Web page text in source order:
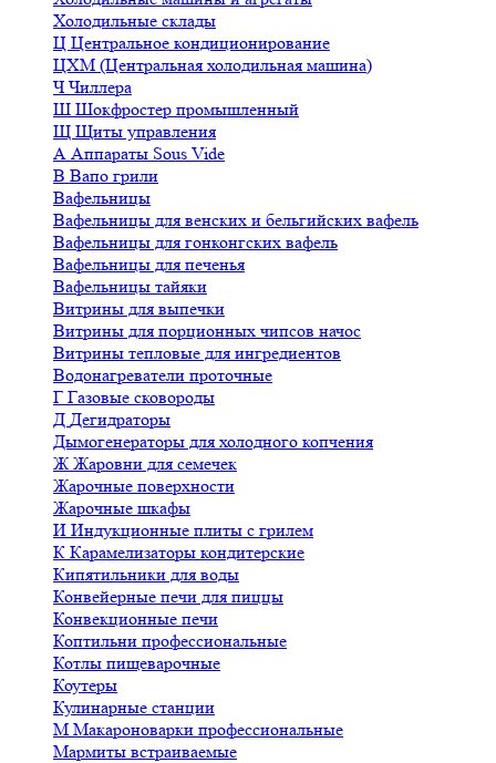
Холодильные склады
Ц Центральное кондиционирование
ЦХМ (Центральная холодильная машина)
ЧЧиллера
Ш Шокфростер промышленный
Щ Щиты управления
А Аппараты Sous Vide
В Вапо грили
Вафельницы
Вафельницы для венских и бельгийских вафель
Вафельницы для гонконгских вафель
Вафельницы для печенья
Вафельницы тайяки
Витрины для выпечки
Витрины для порционных чипсов начос
Витрины тепловые для ингредиентов
Водонагреватели проточные
Г Газовые сковороды
Д Дегидраторы
Дымогенераторы для холодного копчения
ЖЖаровни для семечек
Жарочные поверхности
Жарочные шкафы
И Индукционные плиты с грилем
К Карамелизаторы кондитерские
Кипятильники для воды
Конвейерные печи для пиццы
Конвекционные печи
Коптильни профессиональные
Котлы пищеварочные
Коутеры
Кулинарные станции
М Макароноварки профессиональные
Мармиты встраиваемые